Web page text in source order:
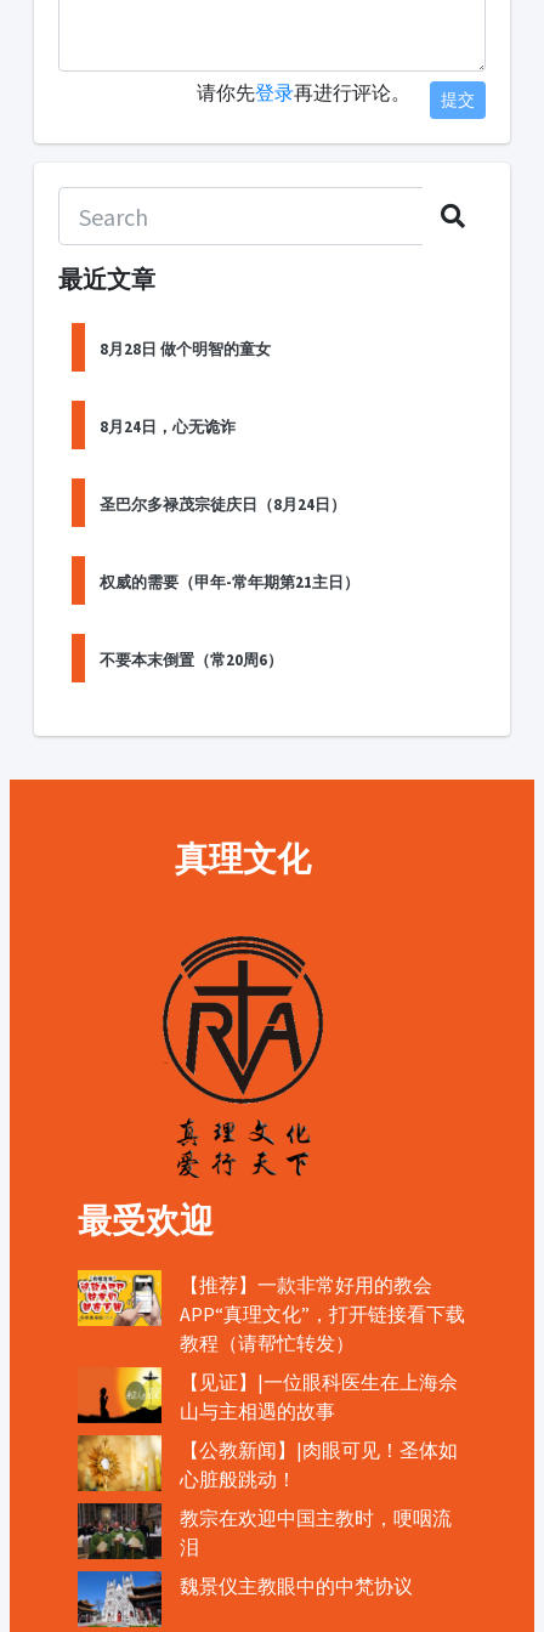
请你先登录再进行评论。 提交
最近文章
8月28日 做个明智的童女
8月24日，心无诡诈
圣巴尔多禄茂宗徒庆日（8月24日）
权威的需要（甲年-常年期第21主日）
不要本末倒置（常20周6）
真理文化
最受欢迎
【推荐】一款非常好用的教会
APP“真理文化”，打开链接看下载
教程（请帮忙转发）
【见证】|一位眼科医生在上海佘
山与主相遇的故事
【公教新闻】|肉眼可见！圣体如
心脏般跳动！
教宗在欢迎中国主教时，哽咽流
泪
魏景仪主教眼中的中梵协议